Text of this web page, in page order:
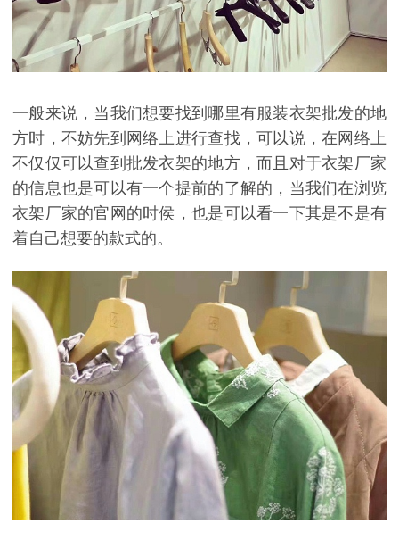
一般来说，当我们想要找到哪里有服装衣架批发的地
方时，不妨先到网络上进行查找，可以说，在网络上
不仅仅可以查到批发衣架的地方，而且对于衣架厂家
的信息也是可以有一个提前的了解的，当我们在浏览
衣架厂家的官网的时侯，也是可以看一下其是不是有
着自己想要的款式的。